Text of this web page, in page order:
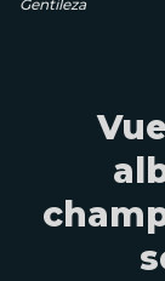
Gentileza